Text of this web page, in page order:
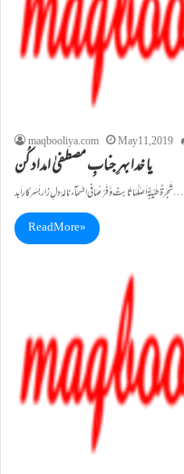
maqbooliya.com
May 11, 2019
یا خدا بہرِ جنابِ مصطفیٰ امداد کُن
شَجَرَۃٌ طَیِّبَۃٌ اَصْلُہَا ثَابتٌ وَّ فَرْعُہَا فِی السَّمَآء نالۂ دلِ زار بَسَر کارِ اَ بد …
Read More »